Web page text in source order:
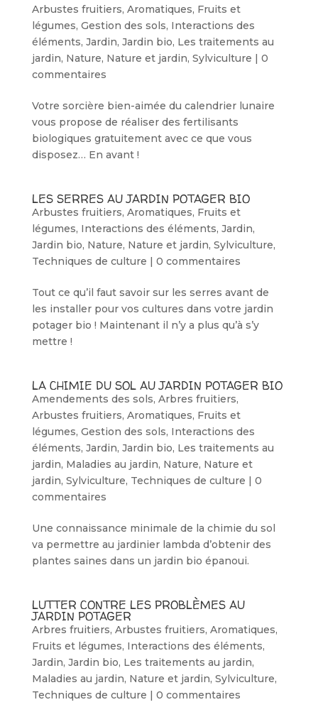
Arbustes fruitiers, Aromatiques, Fruits et
légumes, Gestion des sols, Interactions des
éléments, Jardin, Jardin bio, Les traitements au
jardin, Nature, Nature et jardin, Sylviculture | 0
commentaires
Votre sorcière bien-aimée du calendrier lunaire
vous propose de réaliser des fertilisants
biologiques gratuitement avec ce que vous
disposez… En avant !
LES SERRES AU JARDIN POTAGER BIO
Arbustes fruitiers, Aromatiques, Fruits et
légumes, Interactions des éléments, Jardin,
Jardin bio, Nature, Nature et jardin, Sylviculture,
Techniques de culture | 0 commentaires
Tout ce qu’il faut savoir sur les serres avant de
les installer pour vos cultures dans votre jardin
potager bio ! Maintenant il n’y a plus qu’à s’y
mettre !
LA CHIMIE DU SOL AU JARDIN POTAGER BIO
Amendements des sols, Arbres fruitiers,
Arbustes fruitiers, Aromatiques, Fruits et
légumes, Gestion des sols, Interactions des
éléments, Jardin, Jardin bio, Les traitements au
jardin, Maladies au jardin, Nature, Nature et
jardin, Sylviculture, Techniques de culture | 0
commentaires
Une connaissance minimale de la chimie du sol
va permettre au jardinier lambda d’obtenir des
plantes saines dans un jardin bio épanoui.
LUTTER CONTRE LES PROBLÈMES AU
JARDIN POTAGER
Arbres fruitiers, Arbustes fruitiers, Aromatiques,
Fruits et légumes, Interactions des éléments,
Jardin, Jardin bio, Les traitements au jardin,
Maladies au jardin, Nature et jardin, Sylviculture,
Techniques de culture | 0 commentaires